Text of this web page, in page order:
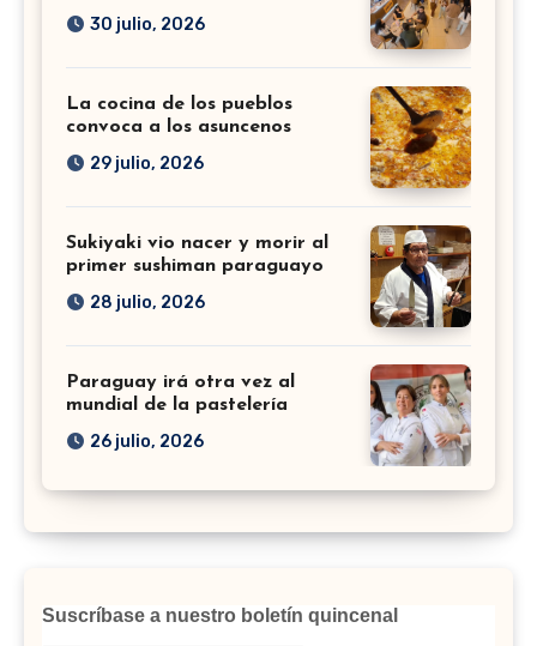
30 julio, 2026
La cocina de los pueblos
convoca a los asuncenos
29 julio, 2026
Sukiyaki vio nacer y morir al
primer sushiman paraguayo
28 julio, 2026
Paraguay irá otra vez al
mundial de la pastelería
26 julio, 2026
Suscríbase a nuestro boletín quincenal